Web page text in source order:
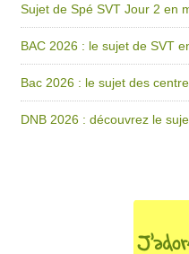
Sujet de Spé SVT Jour 2 en
BAC 2026 : le sujet de SVT
Bac 2026 : le sujet des
DNB 2026 : découvrez le